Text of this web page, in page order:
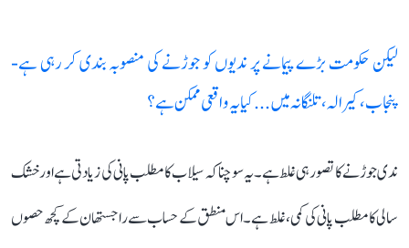
لیکن حکومت بڑے پیمانے پر ندیوں کو جوڑنے کی منصوبہ بندی کر رہی ہے-
پنجاب، کیرالہ، تلنگانہ میں... کیا یہ واقعی ممکن ہے؟
ندی جوڑنے کا تصور ہی غلط ہے۔ یہ سوچنا کہ سیلاب کا مطلب پانی کی زیادتی ہے اور خشک
سالی کا مطلب پانی کی کمی، غلط ہے۔ اس منطق کے حساب سے راجستھان کے کچھ حصوں